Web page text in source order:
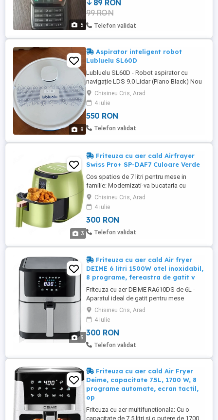
5
subtire - USB). Pretul e foarte putin
negociabil
89 RON
99 RON
Telefon validat
8
Aspirator inteligent robot
Lubluelu SL60D
Lubluelu SL60D - Robot aspirator cu
navigație LDS 9.0 Lidar (Piano Black) Nou
in ambalajul original Robot aspirator cu
functie de mop. Aspiratorul este nou cu
navigație laser cu 5 hărți, robot aspirator
55 dB cu control APP, ideal pentru păr de
animale, covoare, podele dure - poate
Chisineu Cris, Arad
4 iulie
550 RON
Telefon validat
3
Friteuza cu aer cald Airfrayer
Swiss Pro+ SP-DAF7 Culoare Verde
Cos spatios de 7 litri pentru mese in
familie: Modernizati-va bucataria cu
friteuza noastra cu aer de 7 litri, cu un
design patrat al cosului, mai lat si mai
adanc. Perfecta pentru pregatirea meselor
mari in familie dintr-o singura miscare,
economiseste spatiu valoros pe blat si
Chisineu Cris, Arad
4 iulie
300 RON
Telefon validat
5
Friteuza cu aer cald Air fryer
DEIME 6 litri 1500W otel inoxidabil,
8 programe, fereastra de gatit v
Friteuza cu aer DEIME RA610DS de 6L -
Aparatul ideal de gatit pentru mese
delicioase si sanatoase Friteuza cu aer
DEIME RA610DS de 6L este alegerea
perfecta pentru oricine se bucura de
mancarea prajita fara a folosi mult ulei.
Datorita tehnologiei sale moderne si
Chisineu Cris, Arad
4 iulie
300 RON
Telefon validat
Friteuza cu aer cald Air Fryer
Deime, capacitate 7.5L, 1700 W, 8
programe automate, ecran tactil,
op
Friteuza cu aer multifunctionala: Cu o
capacitate de 7,5 litri si o putere de 1700